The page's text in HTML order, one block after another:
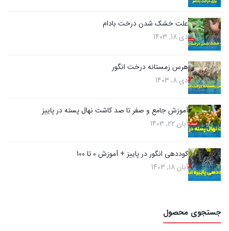
علت خشک شدن درخت بادام
دی 18, 1403
هرس زمستانه درخت انگور
دی 8, 1403
آموزش جامع و صفر تا صد کاشت نهال پسته در پاییز
آبان 22, 1403
کوددهی انگور در پاییز + آموزش 0 تا 100
آبان 18, 1403
جستجوی محصول